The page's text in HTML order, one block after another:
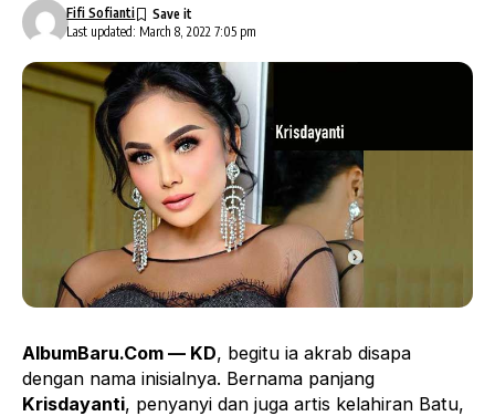
Last updated: March 8, 2022 7:05 pm
Fifi Sofianti
AlbumBaru.Com — KD, begitu ia akrab disapa
dengan nama inisialnya. Bernama panjang
Krisdayanti, penyanyi dan juga artis kelahiran Batu,